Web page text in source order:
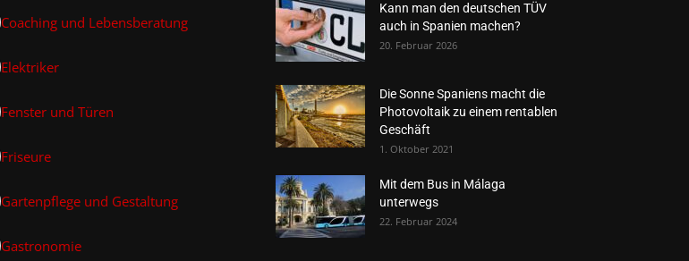
Coaching und Lebensberatung
Elektriker
Fenster und Türen
Friseure
Gartenpflege und Gestaltung
Gastronomie
Kann man den deutschen TÜV
auch in Spanien machen?
20. Februar 2026
Die Sonne Spaniens macht die
Photovoltaik zu einem rentablen
Geschäft
1. Oktober 2021
Mit dem Bus in Málaga
unterwegs
22. Februar 2024